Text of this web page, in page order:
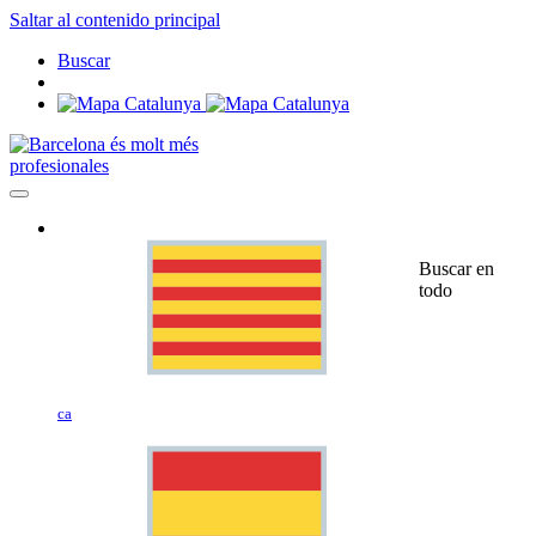
Saltar al contenido principal
Buscar
profesionales
ca
Buscar en
todo